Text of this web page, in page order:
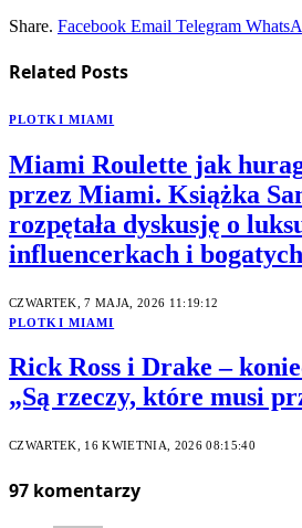
Share. Facebook Email Telegram
Related Posts
PLOTKI MIAMI
Miami Roulette jak
przez Miami. Książka
rozpętała dyskusję o
influencerkach i
CZWARTEK, 7 MAJA, 2026 11:19:12
PLOTKI MIAMI
Rick Ross i Drake –
„Są rzeczy, które musi
CZWARTEK, 16 KWIETNIA, 2026 08:15:40
97 komentarzy